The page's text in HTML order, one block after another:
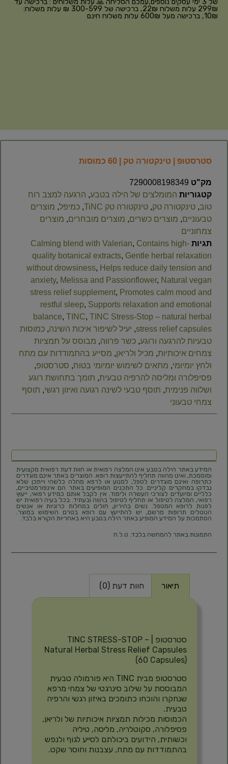
של 3 ימי עסקים נוספים,עמכם הסליחה 🙏 עלות משלוחים : ברכישה עד
299₪ עלות משלוח 22₪, ברכישה של 300-599 ₪ עלות משלוח:
10₪, ברכישה מעל 600₪ עלות משלוח חינם
סטרסטופ | טינקטורה טק | 60 כמוסות
מק"ט 7290008198349
קטגוריות המומלצים של הילה בטבע, הרגעה למצב רוח
טוב, טינקטורה טק, טינקטורה טק TiNC , כמיפל, מוצרים
טבעוניים, מוצרים כשרים, מוצרים מובחרים, מוצרים
צמחוניים
תגיות
Calming blend with Valerian, Contains high-
quality botanical extracts, Gentle herbal relaxation
without drowsiness, Helps reduce daily tension and
anxiety, Melissa and Passionflower, Natural vegan
stress relief supplement, Promotes calm mood and
restful sleep, Supports relaxation and emotional
balance, TINC, TINC Stress-Stop – natural herbal
stress relief capsules
, יעיל לשיפור איכות השינה, כמוסות
טבעיות להרגעה ורוגע, כשר פרווה, מבוסס על תמציות
צמחים איכותיות, מכיל ולריאן, מסייע בהתמודדות עם מתח
ולחץ יומיומי, מתאים לשימוש יומיומי בטוח, סטרסטופ,
פסיפלורה ומליסה להרפיה טבעית, תומך בתחושת רוגע
ושלווה פנימית, תוסף טבעי לשינה רגועה ואיזון רגשי, תוסף
צמחי טבעוני
המידע באתר הילה בטבע אינו המלצה רפואית או חוות דעת רפואית מקצועית
ומוסמכת, ואינו מהווה תחליף להתייעצות רופא. המוצרים באתר אינם מוגדרים
כתרופה ואינם מוגדרים לטפל, למנוע או לרפא מחלה כלשהי וייתכן שלא
נבדקו במחקרים קליניים. כל התכנים המופיעים באתר הם אינפורמטיביים,
כלליים ומיועדים לצורכי העשרה ולימוד. אין לקבל אותם כמידע רפואי, ייעוץ
רפואי, המלצה לטיפול או תחליף לטיפול בהווה ובעתיד. בכל בעיה רפואית יש
לפנות לרופא המטפל. נשים בהיריון, חולים במחלות כרוניות או אנשים
הנוטלים תרופות מרשם, יש להתייעץ עם רופא בטרם השימוש במוצר.
הסתמכות על המידע המופיע באתר הילה בטבע היא באחריות הקורא בלבד.
התמונות באתר להמחשה בלבד. ט.ל.ח
תיאור חוות דעת (0)
סטרסטופ | TINC STRESS-STOP –
Natural Herbal Stress Relief Capsules
(60 Capsules)
סטרסטופ מבית TINC היא פורמולה טבעית
המבוססת על שילוב סינרגטי של צמחי מרפא
שנחקרו והוכחו כתומכים באיזון רגשי והרפיה
טבעית.
הכמוסות מכילות תמציות איכותיות של ולריאן,
פסיפלורה, סקוטלריה, מליסה, טיליה
וכשותית, הידועים ביכולתם לסייע לגוף ולנפש
בהתמודדות עם מתח, עצבנות וחוסר שקט.